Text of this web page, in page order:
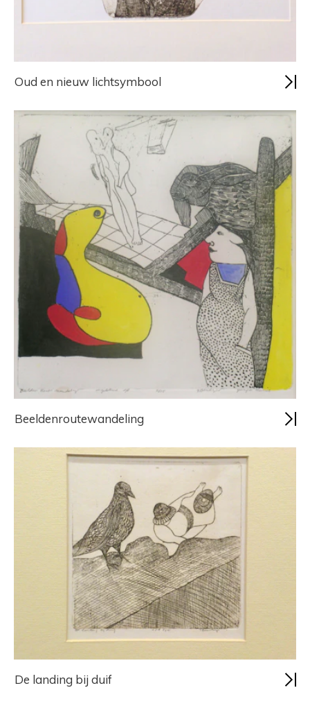
Oud en nieuw lichtsymbool
Beeldenroutewandeling
De landing bij duif